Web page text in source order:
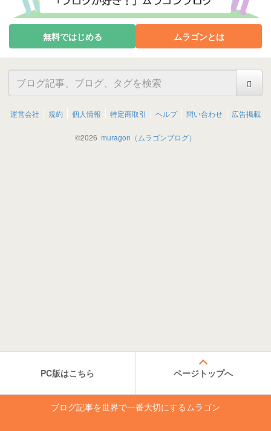
無料ではじめる ムラゴンとは
運営会社 規約 個人情報 特定商取引 ヘルプ 問い合わせ 広告掲載
©2026 muragon（ムラゴンブログ）
PC版はこちら ページトップへ
ブログ記事を世界で一番大切にするムラゴン